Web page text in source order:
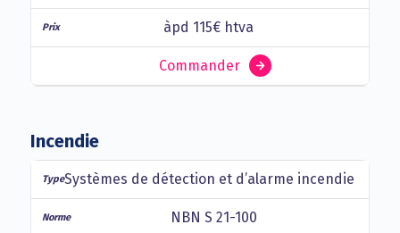
àpd 115€ htva
Commander
Incendie
Systèmes de détection et d’alarme incendie
NBN S 21-100